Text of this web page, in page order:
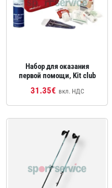
Набор для оказания
первой помощи, Kit club
31.35€ вкл. НДС